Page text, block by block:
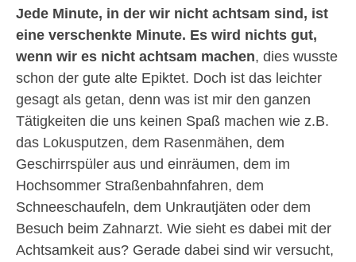
Jede Minute, in der wir nicht achtsam sind, ist
eine verschenkte Minute. Es wird nichts gut,
wenn wir es nicht achtsam machen, dies wusste
schon der gute alte Epiktet. Doch ist das leichter
gesagt als getan, denn was ist mir den ganzen
Tätigkeiten die uns keinen Spaß machen wie z.B.
das Lokusputzen, dem Rasenmähen, dem
Geschirrspüler aus und einräumen, dem im
Hochsommer Straßenbahnfahren, dem
Schneeschaufeln, dem Unkrautjäten oder dem
Besuch beim Zahnarzt. Wie sieht es dabei mit der
Achtsamkeit aus? Gerade dabei sind wir versucht,